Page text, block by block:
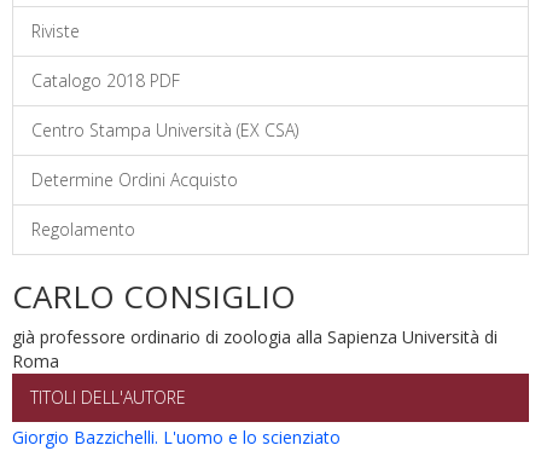
Riviste
Catalogo 2018 PDF
Centro Stampa Università (EX CSA)
Determine Ordini Acquisto
Regolamento
CARLO CONSIGLIO
già professore ordinario di zoologia alla Sapienza Università di
Roma
TITOLI DELL'AUTORE
Giorgio Bazzichelli. L'uomo e lo scienziato